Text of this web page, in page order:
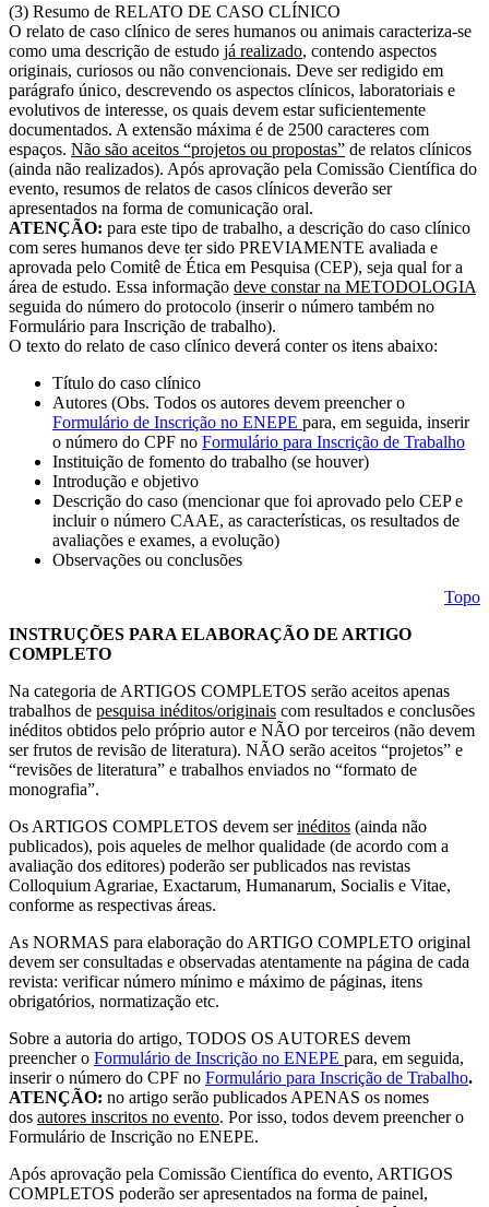
(3) Resumo de RELATO DE CASO CLÍNICO
O relato de caso clínico de seres humanos ou animais caracteriza-se
como uma descrição de estudo já realizado, contendo aspectos
originais, curiosos ou não convencionais. Deve ser redigido em
parágrafo único, descrevendo os aspectos clínicos, laboratoriais e
evolutivos de interesse, os quais devem estar suficientemente
documentados. A extensão máxima é de 2500 caracteres com
espaços. Não são aceitos “projetos ou propostas” de relatos clínicos
(ainda não realizados). Após aprovação pela Comissão Científica do
evento, resumos de relatos de casos clínicos deverão ser
apresentados na forma de comunicação oral.
ATENÇÃO: para este tipo de trabalho, a descrição do caso clínico
com seres humanos deve ter sido PREVIAMENTE avaliada e
aprovada pelo Comitê de Ética em Pesquisa (CEP), seja qual for a
área de estudo. Essa informação deve constar na METODOLOGIA
seguida do número do protocolo (inserir o número também no
Formulário para Inscrição de trabalho).
O texto do relato de caso clínico deverá conter os itens abaixo:
Título do caso clínico
Autores (Obs. Todos os autores devem preencher o
Formulário de Inscrição no ENEPE para, em seguida, inserir
o número do CPF no Formulário para Inscrição de Trabalho
Instituição de fomento do trabalho (se houver)
Introdução e objetivo
Descrição do caso (mencionar que foi aprovado pelo CEP e
incluir o número CAAE, as características, os resultados de
avaliações e exames, a evolução)
Observações ou conclusões
Topo
INSTRUÇÕES PARA ELABORAÇÃO DE ARTIGO
COMPLETO
Na categoria de ARTIGOS COMPLETOS serão aceitos apenas
trabalhos de pesquisa inéditos/originais com resultados e conclusões
inéditos obtidos pelo próprio autor e NÃO por terceiros (não devem
ser frutos de revisão de literatura). NÃO serão aceitos “projetos” e
“revisões de literatura” e trabalhos enviados no “formato de
monografia”.
Os ARTIGOS COMPLETOS devem serinéditos (ainda não
publicados), pois aqueles de melhor qualidade (de acordo com a
avaliação dos editores) poderão ser publicados nas revistas
Colloquium Agrariae, Exactarum, Humanarum, Socialis e Vitae,
conforme as respectivas áreas.
As NORMAS para elaboração do ARTIGO COMPLETO original
devem ser consultadas e observadas atentamente na página de cada
revista: verificar número mínimo e máximo de páginas, itens
obrigatórios, normatização etc.
Sobre a autoria do artigo, TODOS OS AUTORES devem
preencher o Formulário de Inscrição no ENEPE para, em seguida,
inserir o número do CPF no Formulário para Inscrição de Trabalho.
ATENÇÃO: no artigo serão publicados APENAS os nomes
dos autores inscritos no evento. Por isso, todos devem preencher o
Formulário de Inscrição no ENEPE.
Após aprovação pela Comissão Científica do evento, ARTIGOS
COMPLETOS poderão ser apresentados na forma de painel,